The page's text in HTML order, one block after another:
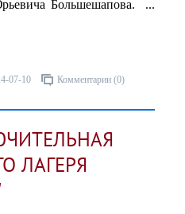
Большешапова. ...
07-10 Комментарии (0)
ЛАГЕРЯ